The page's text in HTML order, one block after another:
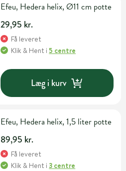
Efeu, Hedera helix, Ø11 cm potte
29,95 kr.
Få leveret
Klik & Hent i5 centre
Læg i kurv
Efeu, Hedera helix, 1,5 liter potte
89,95 kr.
Få leveret
Klik & Hent i3 centre